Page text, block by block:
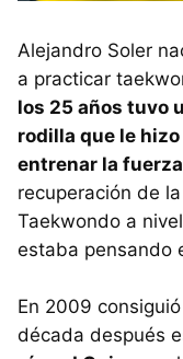
Alejandro Soler
a practicar
los 25 años tuvo
rodilla que le
entrenar la
recuperación de
Taekwondo a
estaba pensando
En 2009
década después